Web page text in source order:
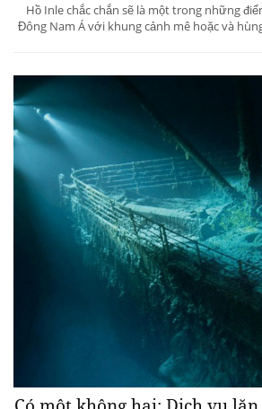
Hồ Inle chắc chắn sẽ là một trong những
Đông Nam Á với khung cảnh mê hoặc và